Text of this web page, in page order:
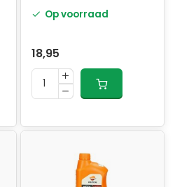
Op voorraad
18,95